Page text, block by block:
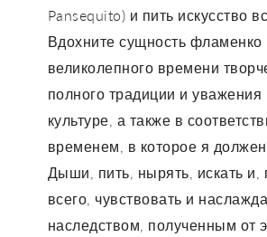
Pansequito) и пить искусство
Вдохните сущность фламенко
великолепного времени
полного традиции и
культуре, а также в
временем, в которое я
Дыши, пить, нырять, искать и,
всего, чувствовать и
наследством, полученным от